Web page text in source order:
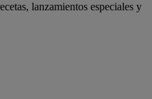
lanzamientos especiales y